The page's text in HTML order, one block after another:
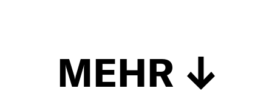
MEHR